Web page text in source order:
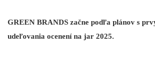
GREEN BRANDS začne podľa plánov s
udeľovania ocenení na jar 2025.